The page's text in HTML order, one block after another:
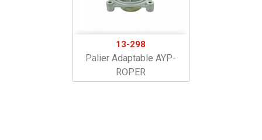
13-298
Palier Adaptable AYP-
ROPER